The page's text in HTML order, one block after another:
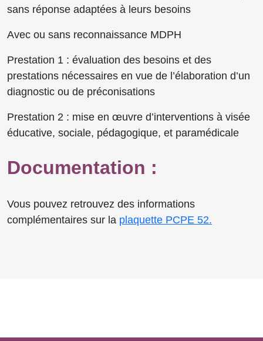
sans réponse adaptées à leurs besoins
Avec ou sans reconnaissance MDPH
Prestation 1 : évaluation des besoins et des
prestations nécessaires en vue de l’élaboration d’un
diagnostic ou de préconisations
Prestation 2 : mise en œuvre d’interventions à visée
éducative, sociale, pédagogique, et paramédicale
Documentation :
Vous pouvez retrouvez des informations
complémentaires sur la plaquette PCPE 52.